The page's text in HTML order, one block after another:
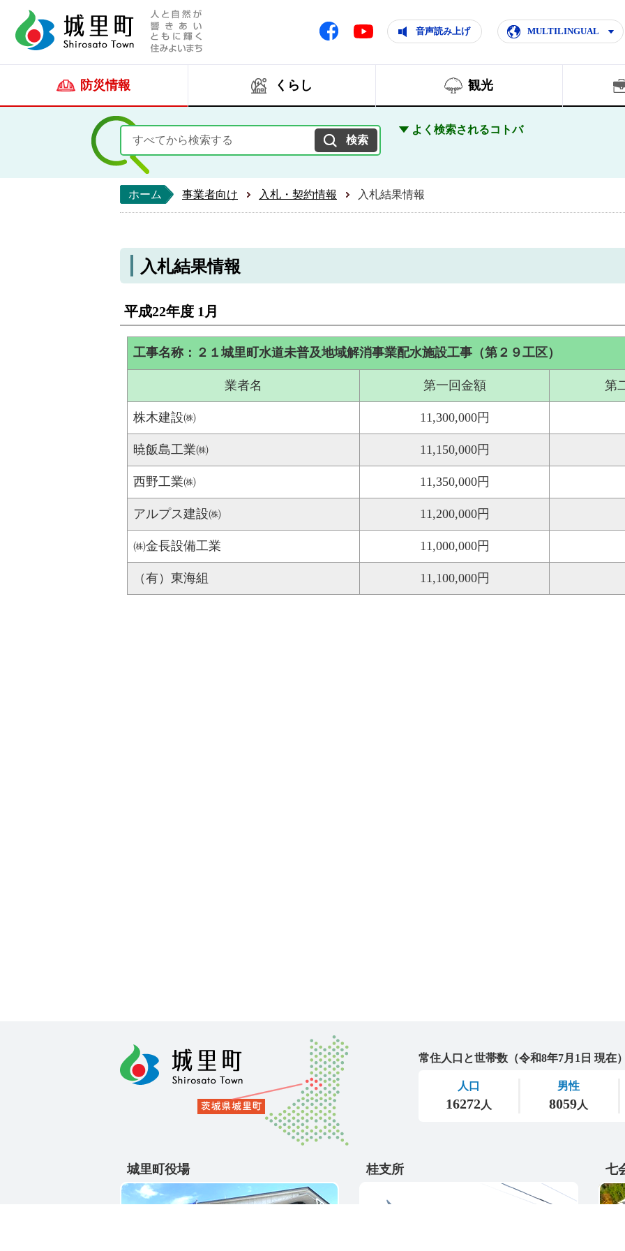
人と自然が響きあいともに輝く住みよいまち
Facebook Youtube 音声読み上げ MULTILINGUAL
防災情報 くらし 観光
よく検索されるコトバ
ホーム 事業者向け 入札・契約情報 入札結果情報
入札結果情報
平成22年度 1月
工事名称：２１城里町水道未普及地域解消事業配水施設工事（第２９工区）
業者名 第一回金額 第
株木建設㈱ 11,300,000円
暁飯島工業㈱ 11,150,000円
西野工業㈱ 11,350,000円
アルプス建設㈱ 11,200,000円
㈱金長設備工業 11,000,000円
（有）東海組 11,100,000円
城里町役場 桂支所 七